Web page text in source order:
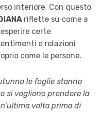
interiore. Con questo
riflette su come a
certe
e relazioni
come le persone.
le foglie stanno
si vogliono prendere la
volta prima di